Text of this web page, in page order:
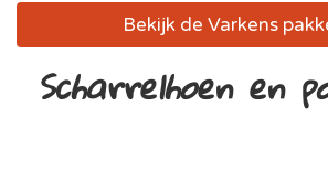
Bekijk de Varkens
Scharrelhoen en